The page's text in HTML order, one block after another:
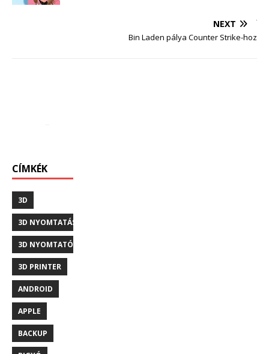
NEXT
Bin Laden pálya Counter Strike-hoz
CÍMKÉK
3D
3D NYOMTATÁS
3D NYOMTATÓ
3D PRINTER
ANDROID
APPLE
BACKUP